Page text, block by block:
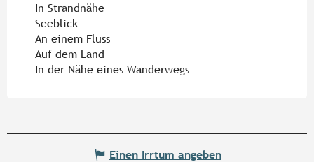
In Strandnähe
Seeblick
An einem Fluss
Auf dem Land
In der Nähe eines Wanderwegs
Einen Irrtum angeben